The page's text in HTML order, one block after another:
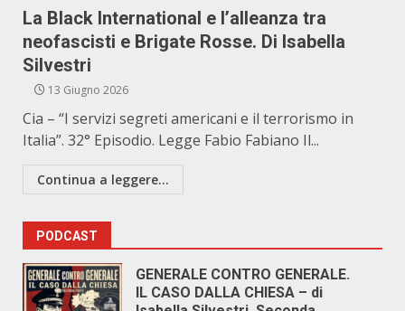
La Black International e l’alleanza tra
neofascisti e Brigate Rosse. Di Isabella
Silvestri
13 Giugno 2026
Cia – “I servizi segreti americani e il terrorismo in
Italia”. 32° Episodio. Legge Fabio Fabiano Il...
Continua a leggere...
PODCAST
GENERALE CONTRO GENERALE.
IL CASO DALLA CHIESA – di